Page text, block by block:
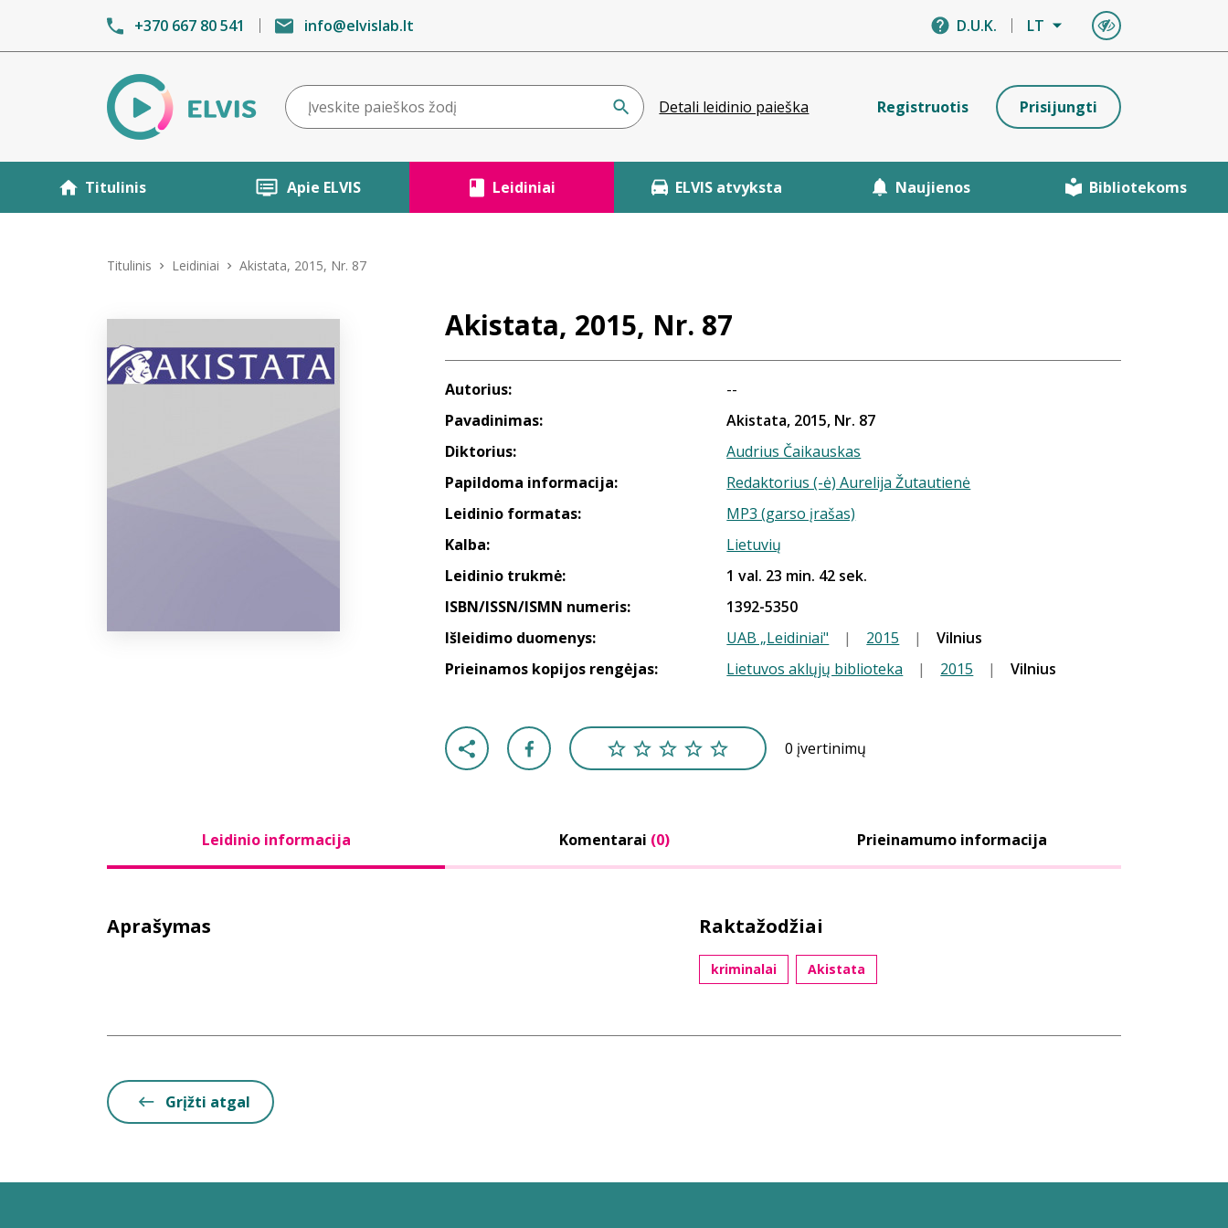
+370 667 80 541 info@elvislab.lt D.U.K. LT
Detali leidinio paieška Registruotis Prisijungti
Titulinis Apie ELVIS Leidiniai ELVIS atvyksta Naujienos Bibliotekoms
Titulinis Leidiniai Akistata, 2015, Nr. 87
Akistata, 2015, Nr. 87
Autorius:
--
Pavadinimas:
Akistata, 2015, Nr. 87
Diktorius:
Audrius Čaikauskas
Papildoma informacija:
Redaktorius (-ė) Aurelija Žutautienė
Leidinio formatas:
MP3 (garso įrašas)
Kalba:
Lietuvių
Leidinio trukmė:
1 val. 23 min. 42 sek.
ISBN/ISSN/ISMN numeris:
1392-5350
Išleidimo duomenys:
UAB „Leidiniai" | 2015 |
Vilnius
Prieinamos kopijos rengėjas:
Lietuvos aklųjų biblioteka | 2015 | Vilnius
0 įvertinimų
Leidinio informacija Komentarai (0) Prieinamumo informacija
Aprašymas Raktažodžiai
kriminalai Akistata
Grįžti atgal